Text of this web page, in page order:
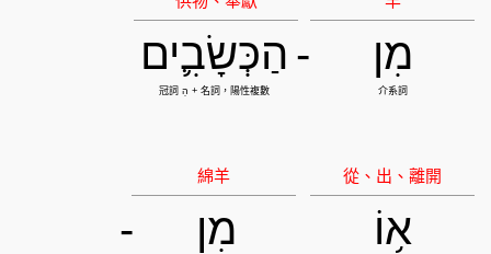
מִן - הַכְּשָׂבִ֛ים
א֥וֹ מִן -